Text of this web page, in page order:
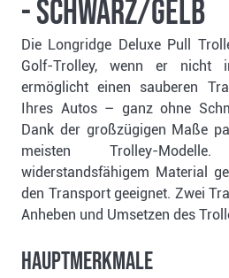
- schwarz/gelb
Die Longridge Deluxe Pull
Golf-Trolley, wenn er nicht
ermöglicht einen sauberen
Ihres Autos – ganz ohne
Dank der großzügigen Maße
meisten Trolley-
widerstandsfähigem Material
den Transport geeignet. Zwei
Anheben und Umsetzen des
Hauptmerkmale